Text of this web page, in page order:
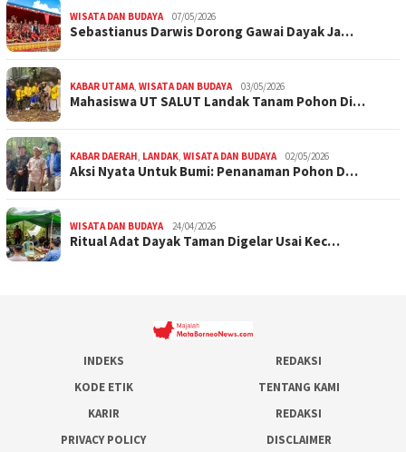
WISATA DAN BUDAYA 07/05/2026
Sebastianus Darwis Dorong Gawai Dayak Ja…
KABAR UTAMA, WISATA DAN BUDAYA 03/05/2026
Mahasiswa UT SALUT Landak Tanam Pohon Di…
KABAR DAERAH, LANDAK, WISATA DAN BUDAYA 02/05/2026
Aksi Nyata Untuk Bumi: Penanaman Pohon D…
WISATA DAN BUDAYA 24/04/2026
Ritual Adat Dayak Taman Digelar Usai Kec…
INDEKS
REDAKSI
KODE ETIK
TENTANG KAMI
KARIR
REDAKSI
PRIVACY POLICY
DISCLAIMER